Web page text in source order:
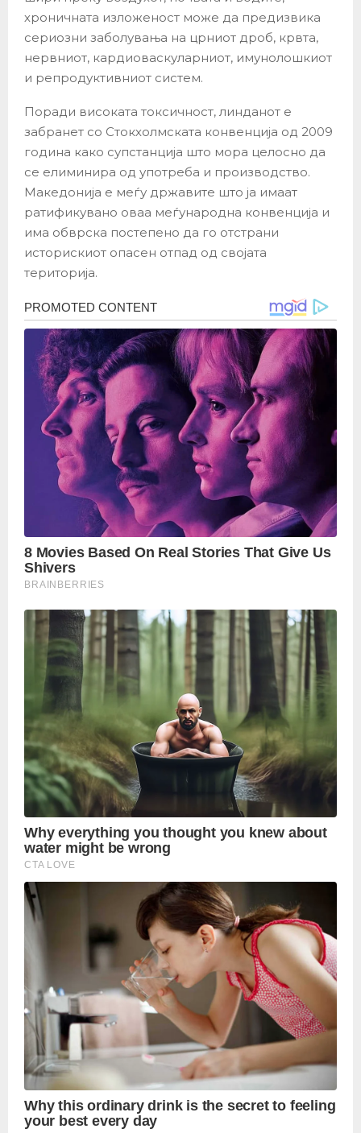
хроничната изложеност може да предизвика
сериозни заболувања на црниот дроб, крвта,
нервниот, кардиоваскуларниот, имунолошкиот
и репродуктивниот систем.
Поради високата токсичност, линданот е
забранет со Стокхолмската конвенција од 2009
година како супстанција што мора целосно да
се елиминира од употреба и производство.
Македонија е меѓу државите што ја имаат
ратификувано оваа меѓународна конвенција и
има обврска постепено да го отстрани
историскиот опасен отпад од својата
територија.